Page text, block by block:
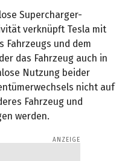
Supercharger-
verknüpft Tesla mit
Fahrzeugs und dem
das Fahrzeug auch in
Nutzung beider
nicht auf
Fahrzeug und
werden.